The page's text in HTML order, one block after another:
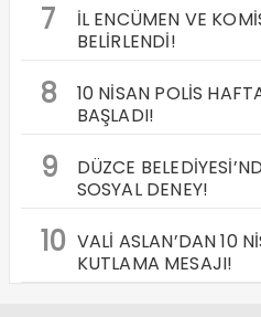
7
İL ENCÜMEN VE
BELİRLENDİ!
8
10 NİSAN POLİS
BAŞLADI!
9
DÜZCE
SOSYAL DENEY!
10 VALİ ASLAN’DAN 10
KUTLAMA MESAJI!